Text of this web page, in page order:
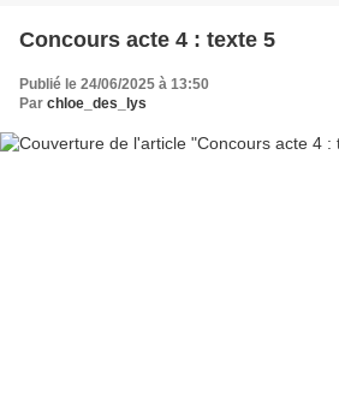
Concours acte 4 : texte 5
Publié le 24/06/2025 à 13:50
Par chloe_des_lys